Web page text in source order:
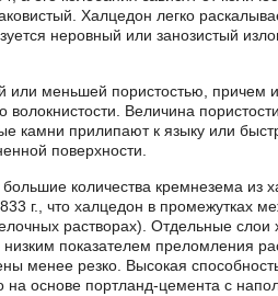
Халцедон легко
неровный или занозистый
или меньшей пористостью,
Величина
камни прилипают к языку или
поверхности.
количества кремнезема из
г., что халцедон в промежутках
растворах). Отдельные
показателем преломления
менее резко. Высокая
на основе портланд-цемента с